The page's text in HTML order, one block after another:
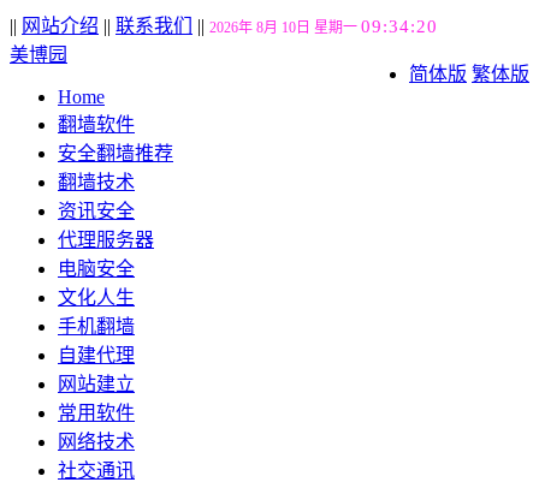
|| 网站介绍 || 联系我们 || 2026年 8月 10日 星期一 09:34:21
简体版 繁体版
美博园
Home
翻墙软件
安全翻墙推荐
翻墙技术
资讯安全
代理服务器
电脑安全
文化人生
手机翻墙
自建代理
网站建立
常用软件
网络技术
社交通讯